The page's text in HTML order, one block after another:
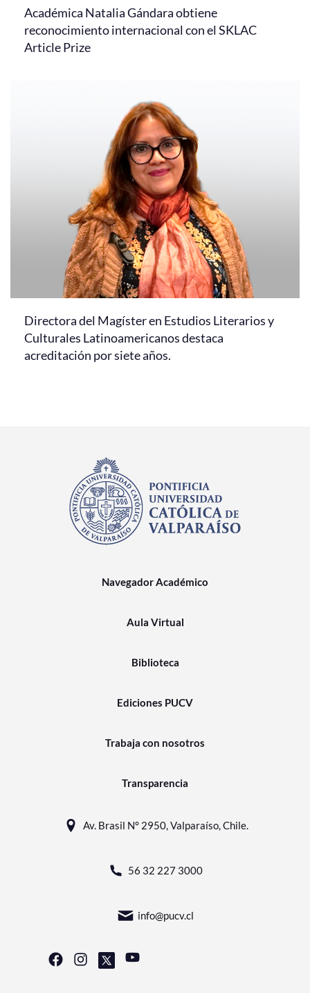
Académica Natalia Gándara obtiene
reconocimiento internacional con el SKLAC
Article Prize
Directora del Magíster en Estudios Literarios y
Culturales Latinoamericanos destaca
acreditación por siete años.
Navegador Académico
Aula Virtual
Biblioteca
Ediciones PUCV
Trabaja con nosotros
Transparencia
Av. Brasil N° 2950, Valparaíso, Chile.
56 32 227 3000
info@pucv.cl